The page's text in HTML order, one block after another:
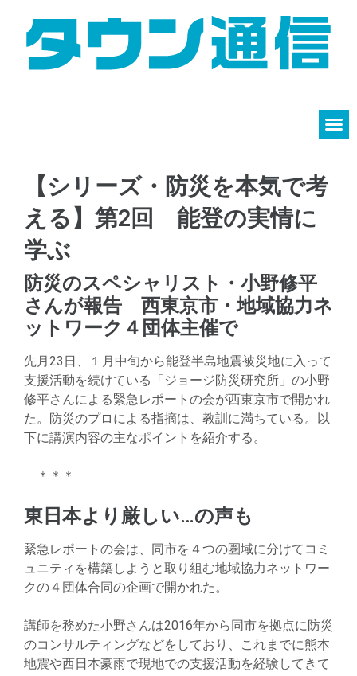
【シリーズ・防災を本気で考
える】第2回 能登の実情に
学ぶ
防災のスペシャリスト・小野修平
さんが報告 西東京市・地域協力ネ
ットワーク４団体主催で
先月23日、１月中旬から能登半島地震被災地に入って
支援活動を続けている「ジョージ防災研究所」の小野
修平さんによる緊急レポートの会が西東京市で開かれ
た。防災のプロによる指摘は、教訓に満ちている。以
下に講演内容の主なポイントを紹介する。
＊＊＊
東日本より厳しい…の声も
緊急レポートの会は、同市を４つの圏域に分けてコミ
ュニティを構築しようと取り組む地域協力ネットワー
クの４団体合同の企画で開かれた。
講師を務めた小野さんは2016年から同市を拠点に防災
のコンサルティングなどをしており、これまでに熊本
地震や西日本豪雨で現地での支援活動を経験してきて